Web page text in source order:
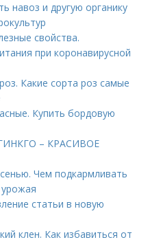
навоз и другую органику
свойства.
при коронавирусной
Какие сорта роз самые
Купить бордовую
ГИНКГО – КРАСИВОЕ
Чем подкармливать
урожая
статьи в новую
клен. Как избавиться от